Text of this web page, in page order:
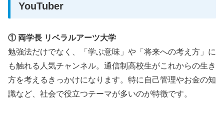
YouTuber
① 両学長 リベラルアーツ大学
勉強法だけでなく、「学ぶ意味」や「将来への考え方」に
も触れる人気チャンネル。通信制高校生がこれからの生き
方を考えるきっかけになります。特に自己管理やお金の知
識など、社会で役立つテーマが多いのが特徴です。